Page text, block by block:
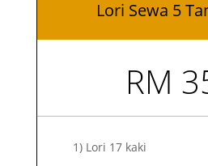
Lori Sewa 5
RM
1) Lori 17 kaki